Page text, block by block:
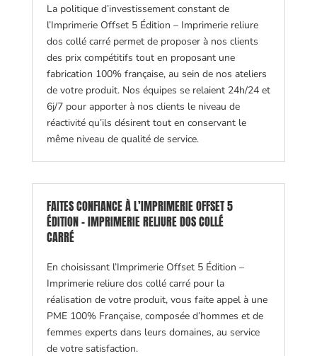
La politique d’investissement constant de
l’Imprimerie Offset 5 Édition – Imprimerie reliure
dos collé carré permet de proposer à nos clients
des prix compétitifs tout en proposant une
fabrication 100% française, au sein de nos ateliers
de votre produit. Nos équipes se relaient 24h/24 et
6j/7 pour apporter à nos clients le niveau de
réactivité qu’ils désirent tout en conservant le
même niveau de qualité de service.
FAITES CONFIANCE À L’IMPRIMERIE OFFSET 5
ÉDITION - IMPRIMERIE RELIURE DOS COLLÉ
CARRÉ
En choisissant l’Imprimerie Offset 5 Édition –
Imprimerie reliure dos collé carré pour la
réalisation de votre produit, vous faite appel à une
PME 100% Française, composée d’hommes et de
femmes experts dans leurs domaines, au service
de votre satisfaction.